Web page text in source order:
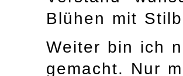
Blühen mit
Weiter bin ich
gemacht. Nur